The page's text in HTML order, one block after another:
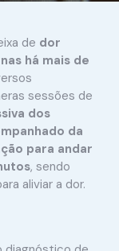
de dor
há mais de
sessões de
dos
da
para andar
, sendo
aliviar a dor.